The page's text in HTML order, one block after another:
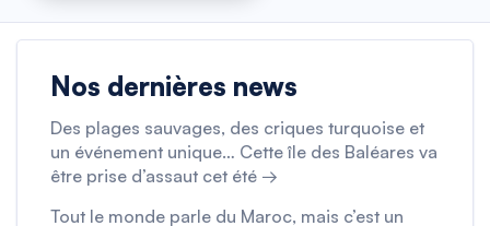
Nos dernières news
Des plages sauvages, des criques turquoise et
un événement unique… Cette île des Baléares va
être prise d’assaut cet été →
Tout le monde parle du Maroc, mais c’est un